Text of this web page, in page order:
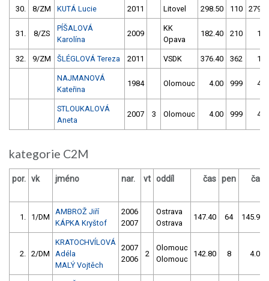
30. 8/ZM KUTÁ Lucie 2011 Litovel 298.50 110
31. 8/ZS
PÍŠALOVÁ
Karolína
2009
KK
Opava
182.40 210
32. 9/ZM ŠLÉGLOVÁ Tereza 2011 VSDK 376.40 362
NAJMANOVÁ
Kateřina
1984 Olomouc 4.00 999
STLOUKALOVÁ
Aneta
2007 3 Olomouc 4.00 999
kategorie C2M
por. vk jméno nar. vt oddíl čas pen čas
1. 1/DM
AMBROŽ Jiří
KÁPKA Kryštof
2006
2007
Ostrava
Ostrava
147.40 64 145.90
2. 2/DM
KRATOCHVÍLOVÁ
Adéla
MALÝ Vojtěch
2007
2006
2
Olomouc
Olomouc
142.80 8 4.00